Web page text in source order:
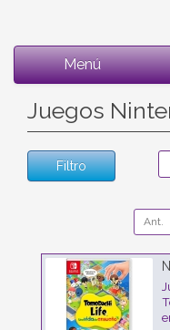
Menú
Juegos
Filtro
Ant.